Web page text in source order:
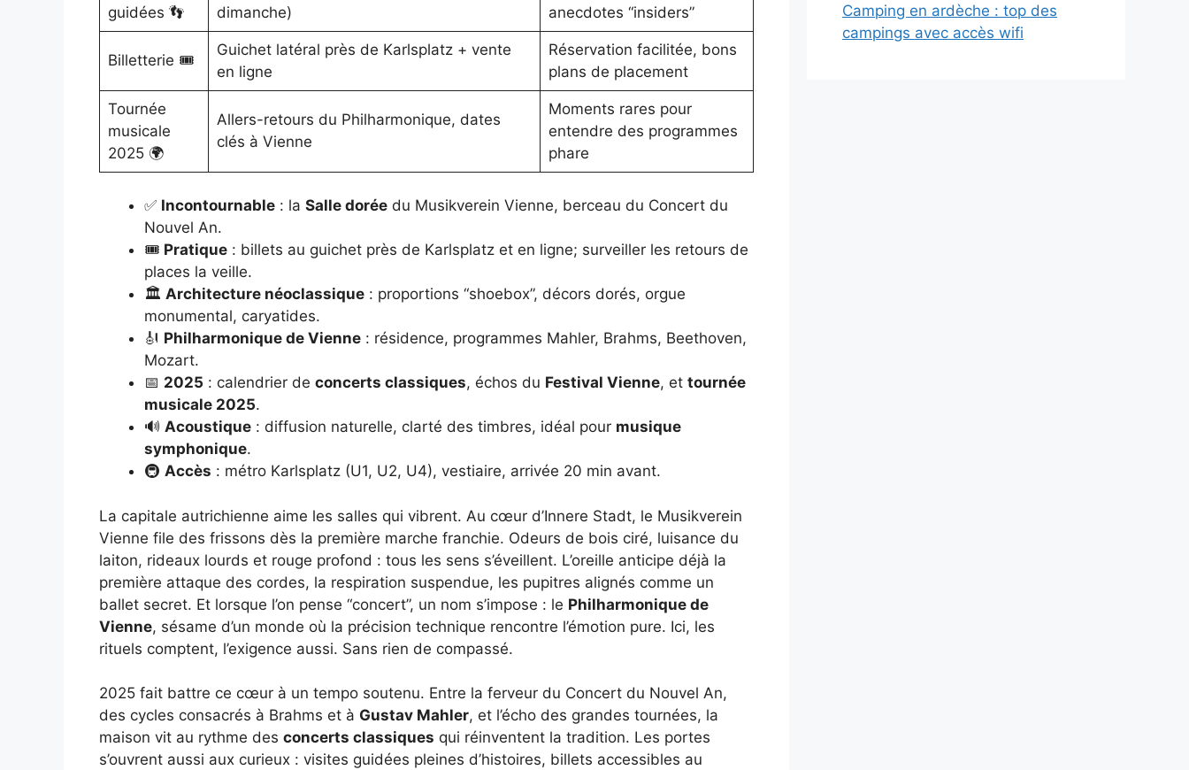
guidées 👣
dimanche)
anecdotes “insiders”
Billetterie 🎟️
Guichet latéral près de Karlsplatz + vente
en ligne
Réservation facilitée, bons
plans de placement
Tournée
musicale
2025 🌍
Allers-retours du Philharmonique, dates
clés à Vienne
Moments rares pour
entendre des programmes
phare
✅ Incontournable : la Salle dorée du Musikverein Vienne, berceau du Concert du
Nouvel An.
🎟️ Pratique : billets au guichet près de Karlsplatz et en ligne; surveiller les retours de
places la veille.
🏛️ Architecture néoclassique : proportions “shoebox”, décors dorés, orgue
monumental, caryatides.
🎻 Philharmonique de Vienne : résidence, programmes Mahler, Brahms, Beethoven,
Mozart.
📅 2025 : calendrier de concerts classiques, échos du Festival Vienne, et tournée
musicale 2025.
🔊 Acoustique : diffusion naturelle, clarté des timbres, idéal pour musique
symphonique.
🚇 Accès : métro Karlsplatz (U1, U2, U4), vestiaire, arrivée 20 min avant.
La capitale autrichienne aime les salles qui vibrent. Au cœur d’Innere Stadt, le Musikverein
Vienne file des frissons dès la première marche franchie. Odeurs de bois ciré, luisance du
laiton, rideaux lourds et rouge profond : tous les sens s’éveillent. L’oreille anticipe déjà la
première attaque des cordes, la respiration suspendue, les pupitres alignés comme un
ballet secret. Et lorsque l’on pense “concert”, un nom s’impose : le Philharmonique de
Vienne, sésame d’un monde où la précision technique rencontre l’émotion pure. Ici, les
rituels comptent, l’exigence aussi. Sans rien de compassé.
2025 fait battre ce cœur à un tempo soutenu. Entre la ferveur du Concert du Nouvel An,
des cycles consacrés à Brahms et à Gustav Mahler, et l’écho des grandes tournées, la
maison vit au rythme des concerts classiques qui réinventent la tradition. Les portes
s’ouvrent aussi aux curieux : visites guidées pleines d’histoires, billets accessibles au
Camping en ardèche : top des
campings avec accès wifi